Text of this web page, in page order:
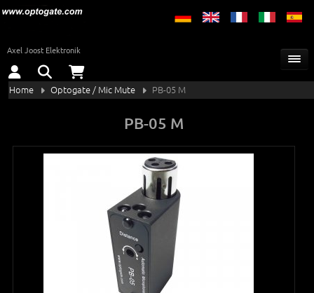
Axel Joost Elektronik
Home Optogate / Mic Mute PB-05 M
PB-05 M